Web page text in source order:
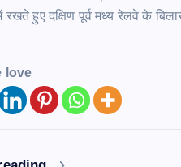
रखते हुए दक्षिण पूर्व मध्य रेलवे के
love